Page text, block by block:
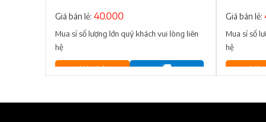
Giá bán lẻ: 40.000
Mua sỉ số lượng lớn quý khách vui lòng liên
hệ
Liên hệ
Giá bán lẻ:
Mua sỉ số
hệ